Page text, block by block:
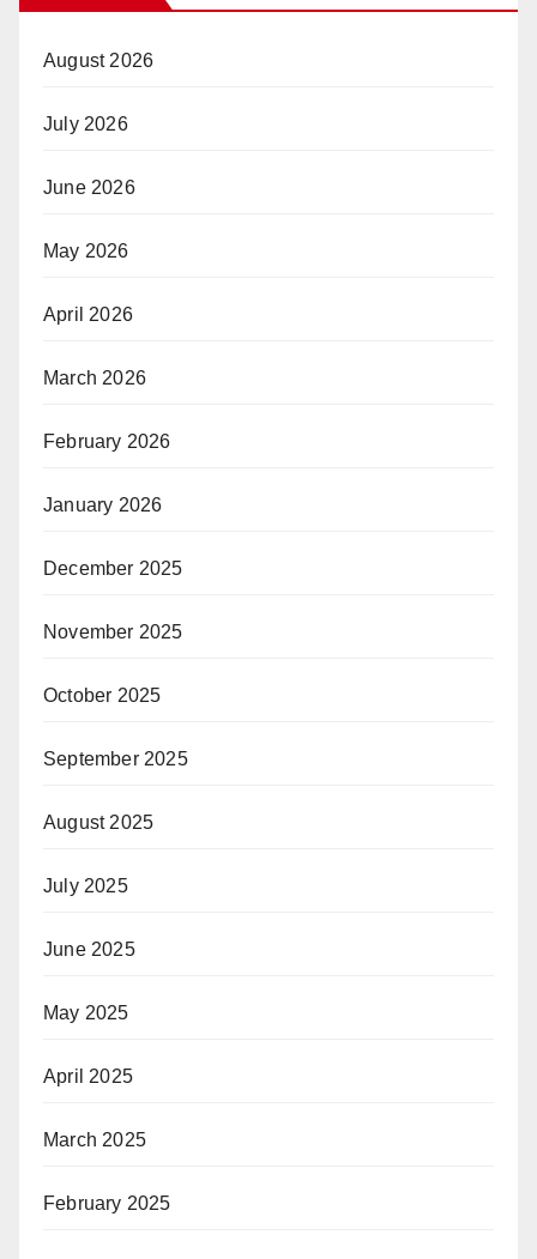
August 2026
July 2026
June 2026
May 2026
April 2026
March 2026
February 2026
January 2026
December 2025
November 2025
October 2025
September 2025
August 2025
July 2025
June 2025
May 2025
April 2025
March 2025
February 2025